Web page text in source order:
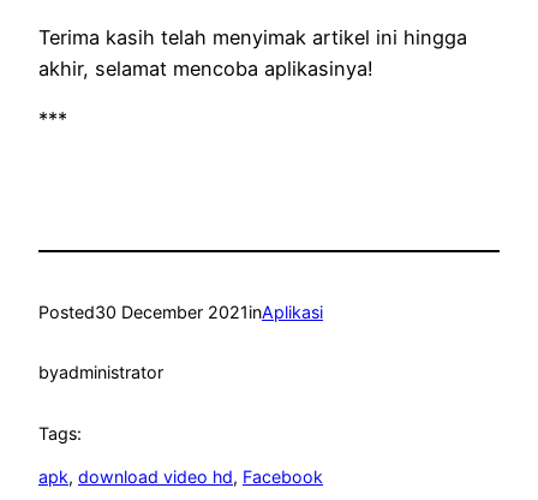
Terima kasih telah menyimak artikel ini hingga
akhir, selamat mencoba aplikasinya!
***
Posted30 December 2021inAplikasi
byadministrator
Tags:
apk, download video hd, Facebook